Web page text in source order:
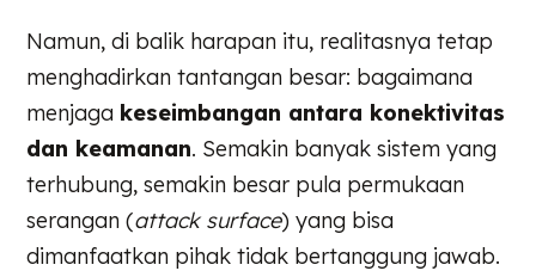
Namun, di balik harapan itu, realitasnya tetap
menghadirkan tantangan besar: bagaimana
menjaga keseimbangan antara konektivitas
dan keamanan. Semakin banyak sistem yang
terhubung, semakin besar pula permukaan
serangan (attack surface) yang bisa
dimanfaatkan pihak tidak bertanggung jawab.